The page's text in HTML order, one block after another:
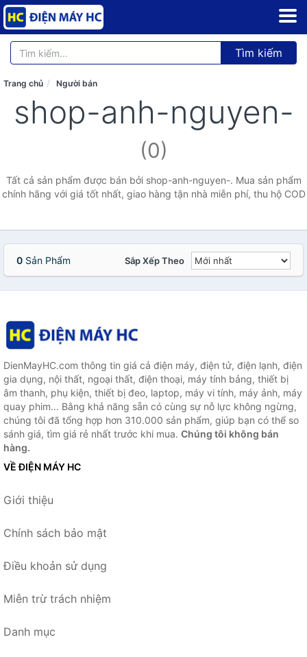
Tìm kiếm
Trang chủ Người bán
shop-anh-nguyen-
(0)
Tất cả sản phẩm được bán bởi shop-anh-nguyen-. Mua sản phẩm
chính hãng với giá tốt nhất, giao hàng tận nhà miễn phí, thu hộ COD
0 Sản Phẩm Sắp Xếp Theo
DienMayHC.com thông tin giá cả điện máy, điện tử, điện lạnh, điện
gia dụng, nội thất, ngoại thất, điện thoại, máy tính bảng, thiết bị
âm thanh, phụ kiện, thiết bị đeo, laptop, máy vi tính, máy ảnh, máy
quay phim... Bằng khả năng sẵn có cùng sự nỗ lực không ngừng,
chúng tôi đã tổng hợp hơn 310.000 sản phẩm, giúp bạn có thể so
sánh giá, tìm giá rẻ nhất trước khi mua. Chúng tôi không bán
hàng.
VỀ ĐIỆN MÁY HC
Giới thiệu
Chính sách bảo mật
Điều khoản sử dụng
Miễn trừ trách nhiệm
Danh mục